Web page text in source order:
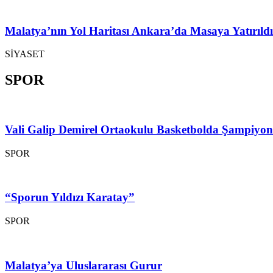
Malatya’nın Yol Haritası Ankara’da Masaya Yatırıldı
SİYASET
SPOR
Vali Galip Demirel Ortaokulu Basketbolda
SPOR
“Sporun Yıldızı Karatay”
SPOR
Malatya’ya Uluslararası Gurur